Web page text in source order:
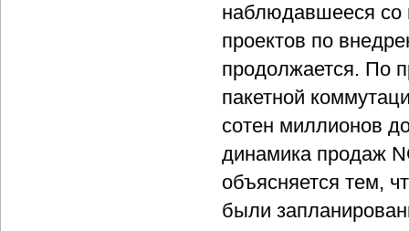
наблюдавшееся со
проектов по
продолжается. По
пакетной
сотен миллионов
динамика продаж
объясняется тем,
были